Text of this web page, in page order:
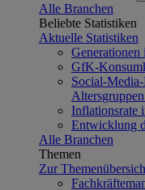
Alle Branchen
Beliebte Statistiken
Aktuelle Statistiken
Generationen
GfK-
Social-
Inflationsrate
Entwicklung
Alle Branchen
Themen
Zur